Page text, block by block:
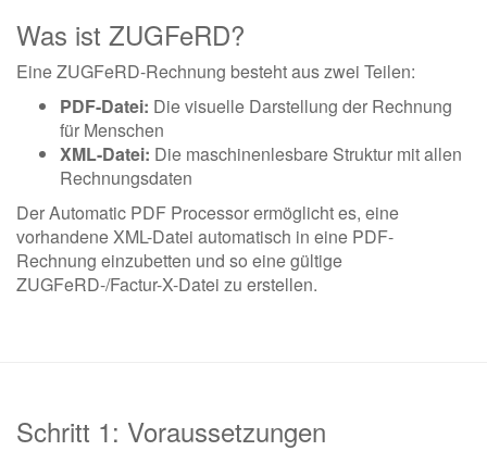
Was ist ZUGFeRD?
Eine ZUGFeRD-Rechnung besteht aus zwei Teilen:
PDF-Datei: Die visuelle Darstellung der Rechnung
für Menschen
XML-Datei: Die maschinenlesbare Struktur mit allen
Rechnungsdaten
Der Automatic PDF Processor ermöglicht es, eine
vorhandene XML-Datei automatisch in eine PDF-
Rechnung einzubetten und so eine gültige
ZUGFeRD-/Factur-X-Datei zu erstellen.
Schritt 1: Voraussetzungen